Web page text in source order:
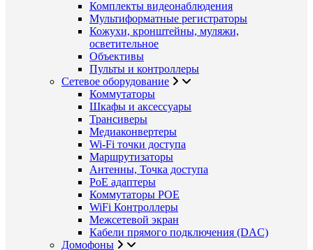
Комплекты видеонаблюдения
Мультиформатные регистраторы
Кожухи, кронштейны, муляжи,
осветительное
Объективы
Пульты и контроллеры
Сетевое оборудование
Коммутаторы
Шкафы и аксессуары
Трансиверы
Медиаконвертеры
Wi-Fi точки доступа
Маршрутизаторы
Антенны, Точка доступа
PoE адаптеры
Коммутаторы POE
WiFi Контроллеры
Межсетевой экран
Кабели прямого подключения (DAC)
Домофоны